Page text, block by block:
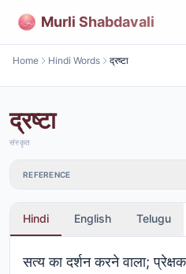
Murli Shabdavali
Home Hindi Words द्रष्टा
द्रष्टा
संस्कृत
REFERENCE
Hindi English Telugu
सत्य का दर्शन करने वाला; प्रेक्षक